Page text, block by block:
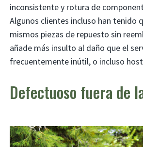
inconsistente y rotura de
Algunos clientes incluso han tenido
mismos piezas de repuesto sin
añade más insulto al daño que el
frecuentemente inútil, o incluso
Defectuoso fuera de